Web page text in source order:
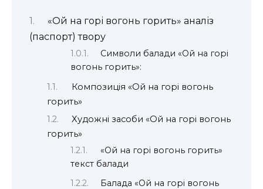
«Ой на горі вогонь горить» аналіз
(паспорт) твору
Символи балади «Ой на горі
вогонь горить»:
Композиція «Ой на горі вогонь
горить»
Художні засоби «Ой на горі вогонь
горить»
«Ой на горі вогонь горить»
текст балади
Балада «Ой на горі вогонь